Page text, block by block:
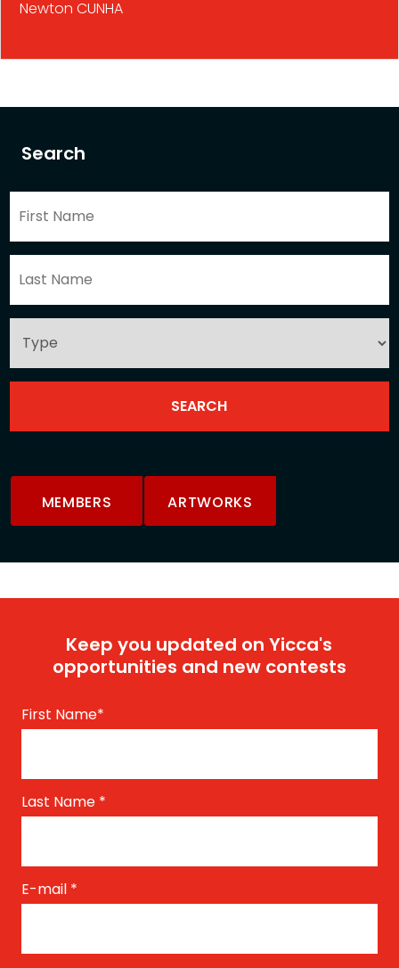
Search
MEMBERS ARTWORKS
Newton CUNHA
Keep you updated on Yicca's
opportunities and new contests
First Name*
Last Name *
E-mail *